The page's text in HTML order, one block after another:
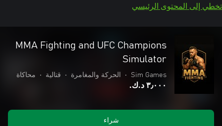
تخطي إلى المحتوى الرئيسي
MMA Fighting and UFC Champions
Simulator
Sim Games
• الحركة والمغامرة • قتالية • محاكاة
٣٫٠٠٠ د.ك.‏
شراء